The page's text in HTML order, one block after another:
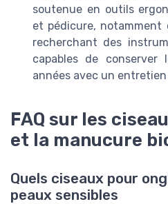
soutenue en outils
et pédicure, notamment
recherchant des
capables de conserver
années avec un
FAQ sur les
et la manucure
Quels ciseaux pour
peaux sensibles